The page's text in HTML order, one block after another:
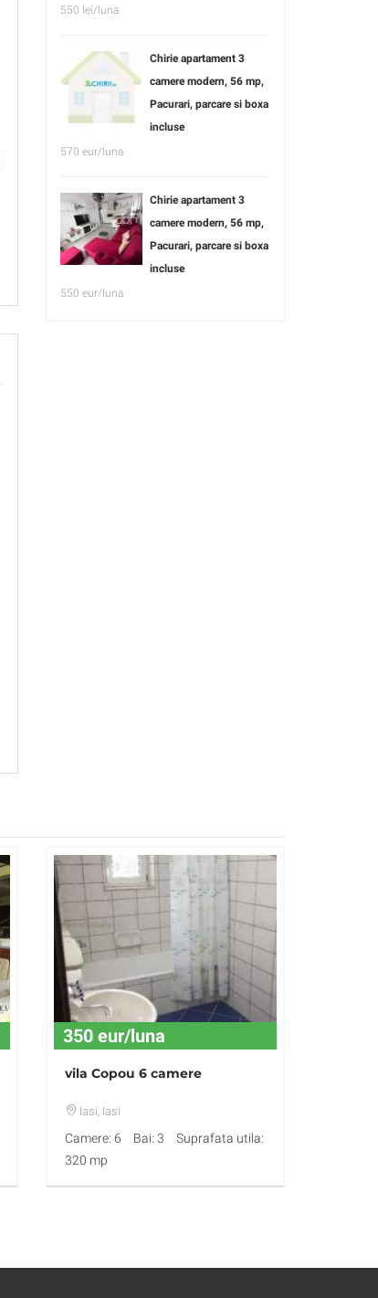
550 lei/luna
Chirie apartament 3
camere modern, 56 mp,
Pacurari, parcare si boxa
incluse
570 eur/luna
Chirie apartament 3
camere modern, 56 mp,
Pacurari, parcare si boxa
incluse
550 eur/luna
350 eur/luna
vila Copou 6 camere
Iasi, Iasi
Camere: 6 Bai: 3
Suprafata utila:
320 mp